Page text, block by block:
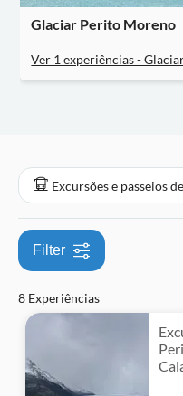
Glaciar Perito Moreno
Ver 1 experiências -
Local touch
Bebidas e
Atividades fora
Excursões e passeios
Filter
8 Experiências